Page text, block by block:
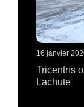
16 janvier
Tricentris
Lachute